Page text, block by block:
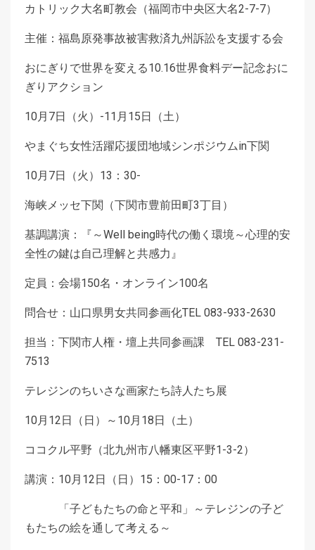
カトリック大名町教会（福岡市中央区大名2-7-7）
主催：福島原発事故被害救済九州訴訟を支援する会
おにぎりで世界を変える10.16世界食料デー記念おに
ぎりアクション
10月7日（火）-11月15日（土）
やまぐち女性活躍応援団地域シンポジウムin下関
10月7日（火）13：30-
海峡メッセ下関（下関市豊前田町3丁目）
基調講演：『～Well being時代の働く環境～心理的安
全性の鍵は自己理解と共感力』
定員：会場150名・オンライン100名
問合せ：山口県男女共同参画化TEL 083-933-2630
担当：下関市人権・壇上共同参画課 TEL 083-231-
7513
テレジンのちいさな画家たち詩人たち展
10月12日（日）～10月18日（土）
ココクル平野（北九州市八幡東区平野1-3-2）
講演：10月12日（日）15：00-17：00
「子どもたちの命と平和」～テレジンの子ど
もたちの絵を通して考える～